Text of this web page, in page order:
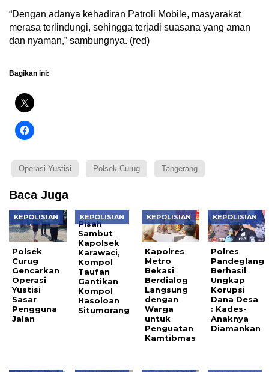
“Dengan adanya kehadiran Patroli Mobile, masyarakat
merasa terlindungi, sehingga terjadi suasana yang aman
dan nyaman,” sambungnya. (red)
Bagikan ini:
Operasi Yustisi Polsek Curug Tangerang
Baca Juga
KEPOLISIAN
Polsek
Curug
Gencarkan
Operasi
Yustisi
Sasar
Pengguna
Jalan
KEPOLISIAN
Pisah
Sambut
Kapolsek
Karawaci,
Kompol
Taufan
Gantikan
Kompol
Hasoloan
Situmorang
KEPOLISIAN
Kapolres
Metro
Bekasi
Berdialog
Langsung
dengan
Warga
untuk
Penguatan
Kamtibmas
KEPOLISIAN
Polres
Pandeglang
Berhasil
Ungkap
Korupsi
Dana Desa
: Kades-
Anaknya
Diamankan